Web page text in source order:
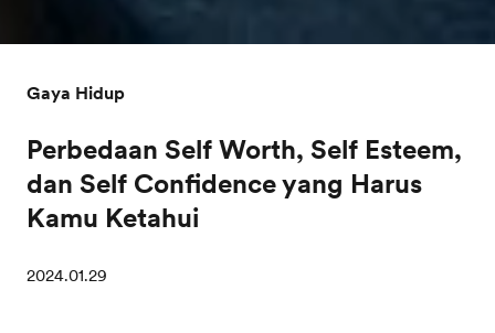
Gaya Hidup
Perbedaan Self Worth, Self Esteem,
dan Self Confidence yang Harus
Kamu Ketahui
2024.01.29